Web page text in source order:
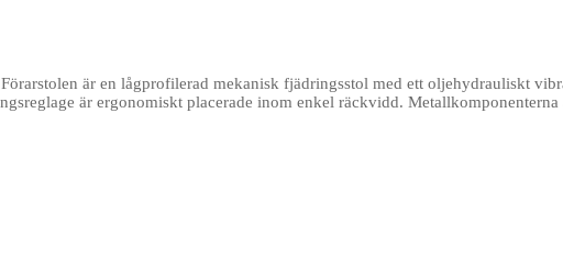
är en lågprofilerad mekanisk fjädringsstol med ett oljehydrauliskt
är ergonomiskt placerade inom enkel räckvidd.